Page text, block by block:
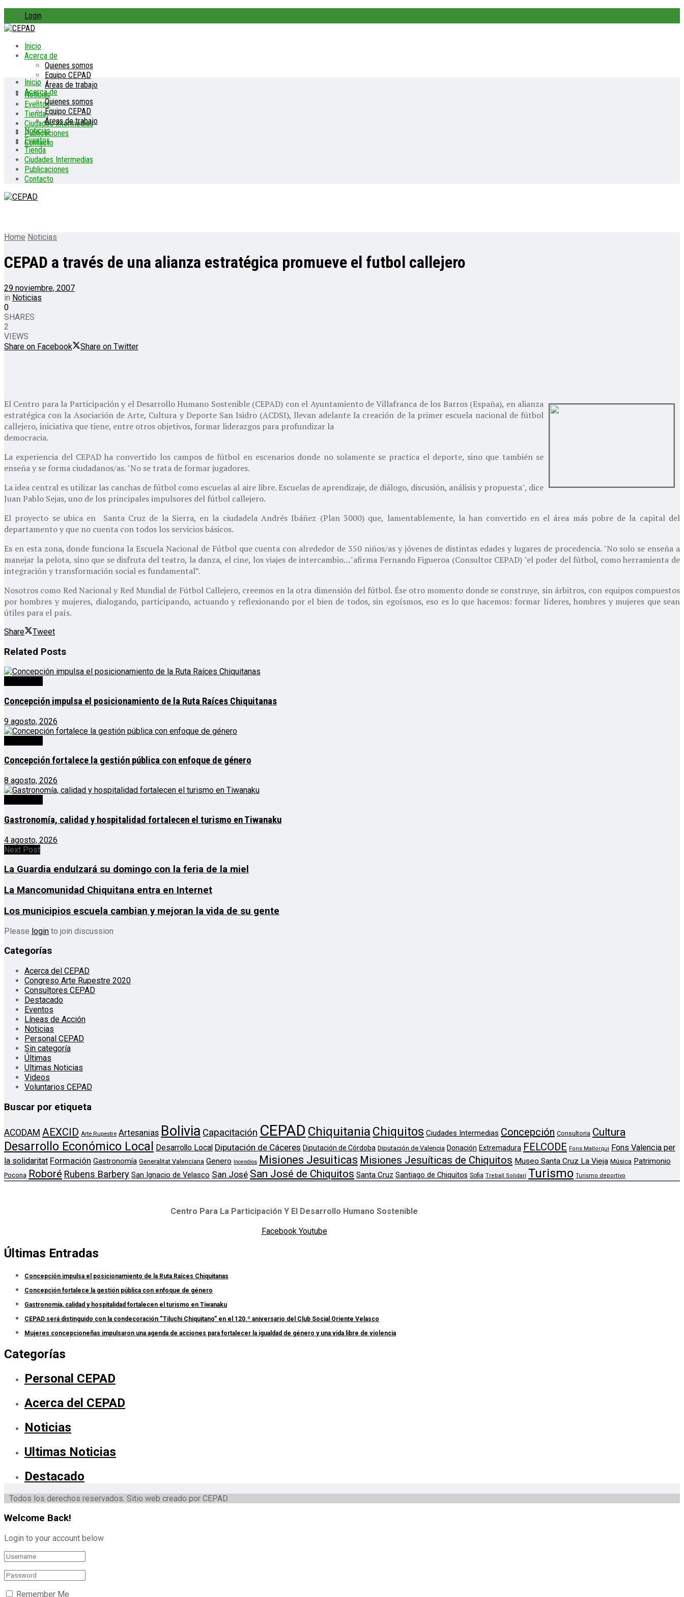
Login
Inicio
Acerca de
Quienes somos
Equipo CEPAD
Áreas de trabajo
Noticias
Eventos
Tienda
Ciudades Intermedias
Publicaciones
Contacto
Inicio
Acerca de
Quienes somos
Equipo CEPAD
Áreas de trabajo
Noticias
Eventos
Tienda
Ciudades Intermedias
Publicaciones
Contacto
Home Noticias
CEPAD a través de una alianza estratégica promueve el futbol callejero
29 noviembre, 2007
in Noticias
0
SHARES
2
VIEWS
Share on Facebook
Share on Twitter
El Centro para la Participación y el Desarrollo Humano Sostenible (CEPAD) con el Ayuntamiento de Villafranca de los Barros (España), en alianza
estratégica con la Asociación de Arte, Cultura y Deporte San Isidro (ACDSI), llevan adelante la creación de la primer escuela nacional de fútbol
callejero, iniciativa que tiene, entre otros objetivos, formar liderazgos para profundizar la
democracia.
La experiencia del CEPAD ha convertido los campos de fútbol en escenarios donde no solamente se practica el deporte, sino que también se
enseña y se forma ciudadanos/as. "No se trata de formar jugadores.
La idea central es utilizar las canchas de fútbol como escuelas al aire libre. Escuelas de aprendizaje, de diálogo, discusión, análisis y propuesta", dice
Juan Pablo Sejas, uno de los principales impulsores del fútbol callejero.
El proyecto se ubica en Santa Cruz de la Sierra, en la ciudadela Andrés Ibáñez (Plan 3000) que, lamentablemente, la han convertido en el área más pobre de la capital del
departamento y que no cuenta con todos los servicios básicos.
Es en esta zona, donde funciona la Escuela Nacional de Fútbol que cuenta con alrededor de 350 niños/as y jóvenes de distintas edades y lugares de procedencia. "No solo se enseña a
manejar la pelota, sino que se disfruta del teatro, la danza, el cine, los viajes de intercambio…"afirma Fernando Figueroa (Consultor CEPAD) "el poder del fútbol, como herramienta de
integración y transformación social es fundamental”.
Nosotros como Red Nacional y Red Mundial de Fútbol Callejero, creemos en la otra dimensión del fútbol. Ése otro momento donde se construye, sin árbitros, con equipos compuestos
por hombres y mujeres, dialogando, participando, actuando y reflexionando por el bien de todos, sin egoísmos, eso es lo que hacemos: formar líderes, hombres y mujeres que sean
útiles para el país.
Share Tweet
Related Posts
Concepción impulsa el posicionamiento de la Ruta Raíces Chiquitanas
9 agosto, 2026
Concepción fortalece la gestión pública con enfoque de género
8 agosto, 2026
Gastronomía, calidad y hospitalidad fortalecen el turismo en Tiwanaku
4 agosto, 2026
Next Post
La Guardia endulzará su domingo con la feria de la miel
La Mancomunidad Chiquitana entra en Internet
Los municipios escuela cambian y mejoran la vida de su gente
Please login to join discussion
Categorías
Acerca del CEPAD
Congreso Arte Rupestre 2020
Consultores CEPAD
Destacado
Eventos
Líneas de Acción
Noticias
Personal CEPAD
Sin categoría
Últimas
Ultimas Noticias
Videos
Voluntarios CEPAD
Buscar por etiqueta
ACODAM AEXCID Arte Rupestre Artesanias Bolivia Capacitación CEPAD Chiquitania Chiquitos Ciudades Intermedias Concepción Consultoria Cultura
Desarrollo Económico Local Desarrollo Local Diputación de Cáceres Diputación de Córdoba Diputación de Valencia Donación Extremadura FELCODE Fons Mallorqui
Fons Valencia per
la solidaritat Formación Gastronomía Generalitat Valenciana Genero Incendios Misiones Jesuiticas Misiones Jesuíticas de Chiquitos Museo Santa Cruz La Vieja Música Patrimonio
Pocona Roboré Rubens Barbery San Ignacio de Velasco San José San José de Chiquitos Santa Cruz Santiago de Chiquitos Sofia Treball Solidari Turismo Turismo deportivo
Centro Para La Participación Y El Desarrollo Humano Sostenible
Facebook Youtube
Últimas Entradas
Concepción impulsa el posicionamiento de la Ruta Raíces Chiquitanas
Concepción fortalece la gestión pública con enfoque de género
Gastronomía, calidad y hospitalidad fortalecen el turismo en Tiwanaku
CEPAD será distinguido con la condecoración “Tiluchi Chiquitano” en el 120.º aniversario del Club Social Oriente Velasco
Mujeres concepcioneñas impulsaron una agenda de acciones para fortalecer la igualdad de género y una vida libre de violencia
Categorías
Personal CEPAD
Acerca del CEPAD
Noticias
Ultimas Noticias
Destacado
Todos los derechos reservados. Sitio web creado por CEPAD
Welcome Back!
Login to your account below
Remember Me